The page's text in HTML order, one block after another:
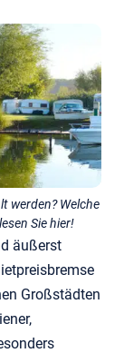
werden? Welche
Sie hier!
äußerst
Großstädten